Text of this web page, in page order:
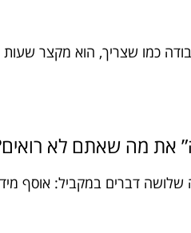
כמו שצריך, הוא מקצר שעות
את מה שאתם לא
שלושה דברים במקביל: אוסף